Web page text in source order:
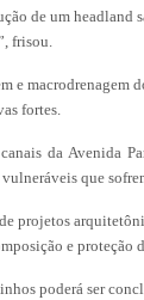
de um headland
frisou.
e
fortes.
da Avenida
que
projetos
e proteção
poderá ser